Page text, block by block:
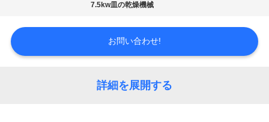
い
て
7.5kw皿の乾燥機械
お問い合わせ!
詳細を展開する